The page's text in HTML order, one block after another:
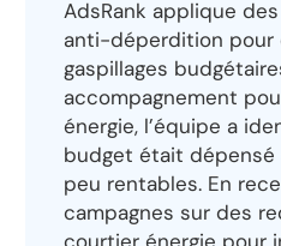
AdsRank applique
anti-déperdition pour
gaspillages
accompagnement
énergie, l’équipe a
budget était
peu rentables. En
campagnes sur des